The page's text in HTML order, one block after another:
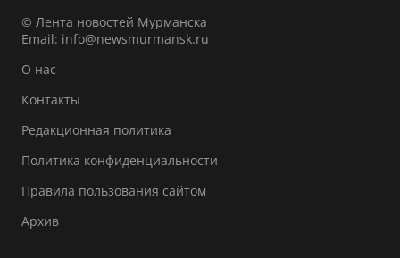
© Лента новостей Мурманска
Email: info@newsmurmansk.ru
О нас
Контакты
Редакционная политика
Политика конфиденциальности
Правила пользования сайтом
Архив